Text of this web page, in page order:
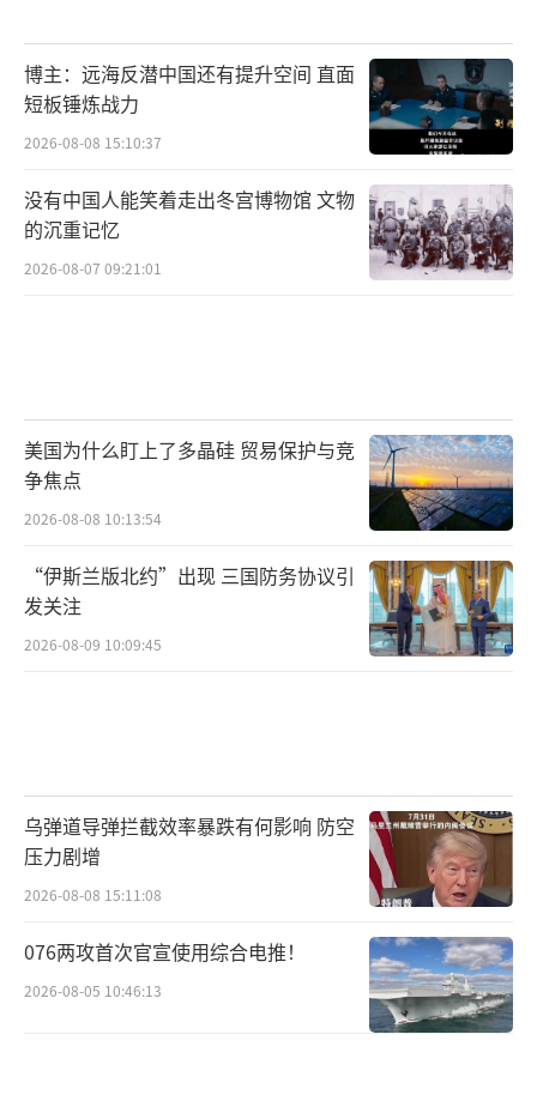
博主：远海反潜中国还有提升空间 直面
短板锤炼战力
2026-08-08 15:10:37
没有中国人能笑着走出冬宫博物馆 文物
的沉重记忆
2026-08-07 09:21:01
美国为什么盯上了多晶硅 贸易保护与竞
争焦点
2026-08-08 10:13:54
“伊斯兰版北约”出现 三国防务协议引
发关注
2026-08-09 10:09:45
乌弹道导弹拦截效率暴跌有何影响 防空
压力剧增
2026-08-08 15:11:08
076两攻首次官宣使用综合电推！
2026-08-05 10:46:13